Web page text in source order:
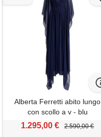
Alberta Ferretti abito lungo
con scollo a v - blu
1.295,00 € 2.590,00 €